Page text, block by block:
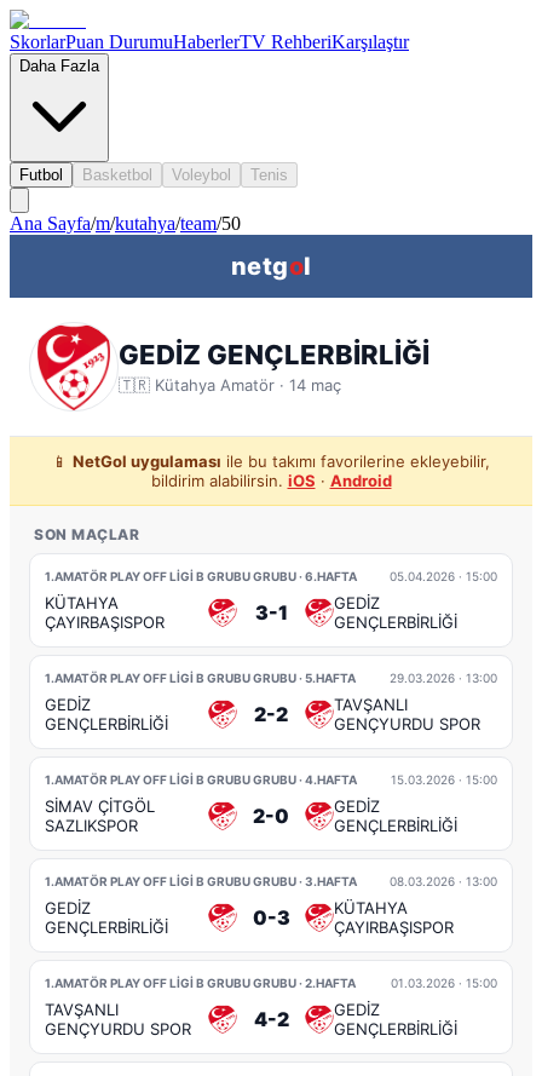
SkorlarPuan DurumuHaberlerTV RehberiKarşılaştır
Daha Fazla
Futbol Basketbol Voleybol Tenis
Ana Sayfa/m/kutahya/team/50
netgol
GEDİZ GENÇLERBİRLİĞİ
🇹🇷 Kütahya Amatör · 14 maç
📱 NetGol uygulaması ile bu takımı favorilerine ekleyebilir,
bildirim alabilirsin. iOS · Android
SON MAÇLAR
1.AMATÖR PLAY OFF LİGİ B GRUBU GRUBU · 6.HAFTA 05.04.2026 · 15:00
KÜTAHYA
ÇAYIRBAŞISPOR
3-1
GEDİZ
GENÇLERBİRLİĞİ
1.AMATÖR PLAY OFF LİGİ B GRUBU GRUBU · 5.HAFTA 29.03.2026 · 13:00
GEDİZ
GENÇLERBİRLİĞİ
2-2
TAVŞANLI
GENÇYURDU SPOR
1.AMATÖR PLAY OFF LİGİ B GRUBU GRUBU · 4.HAFTA 15.03.2026 · 15:00
SİMAV ÇİTGÖL
SAZLIKSPOR
2-0
GEDİZ
GENÇLERBİRLİĞİ
1.AMATÖR PLAY OFF LİGİ B GRUBU GRUBU · 3.HAFTA 08.03.2026 · 13:00
GEDİZ
GENÇLERBİRLİĞİ
0-3
KÜTAHYA
ÇAYIRBAŞISPOR
1.AMATÖR PLAY OFF LİGİ B GRUBU GRUBU · 2.HAFTA 01.03.2026 · 15:00
TAVŞANLI
GENÇYURDU SPOR
4-2
GEDİZ
GENÇLERBİRLİĞİ